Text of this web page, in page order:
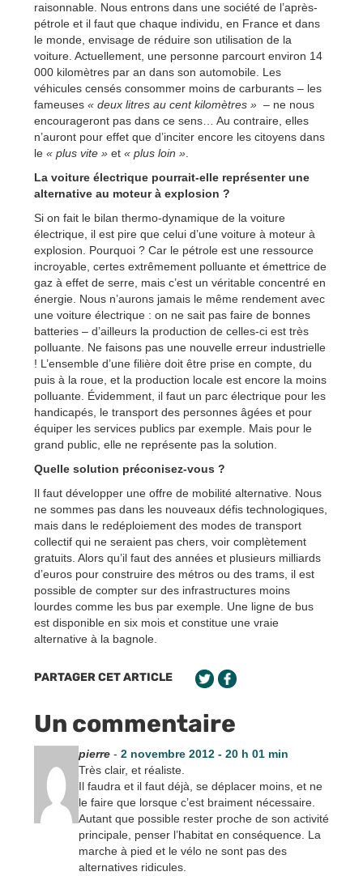
raisonnable. Nous entrons dans une société de l’après-
pétrole et il faut que chaque individu, en France et dans
le monde, envisage de réduire son utilisation de la
voiture. Actuellement, une personne parcourt environ 14
000 kilomètres par an dans son automobile. Les
véhicules censés consommer moins de carburants – les
fameuses « deux litres au cent kilomètres » – ne nous
encourageront pas dans ce sens… Au contraire, elles
n’auront pour effet que d’inciter encore les citoyens dans
le « plus vite » et « plus loin »
La voiture électrique pourrait-elle représenter une
alternative au moteur à explosion ?
Si on fait le bilan thermo-dynamique de la voiture
électrique, il est pire que celui d’une voiture à moteur à
explosion. Pourquoi ? Car le pétrole est une ressource
incroyable, certes extrêmement polluante et émettrice de
gaz à effet de serre, mais c’est un véritable concentré en
énergie. Nous n’aurons jamais le même rendement avec
une voiture électrique : on ne sait pas faire de bonnes
batteries – d’ailleurs la production de celles-ci est très
polluante. Ne faisons pas une nouvelle erreur industrielle
! L’ensemble d’une filière doit être prise en compte, du
puis à la roue, et la production locale est encore la moins
polluante. Évidemment, il faut un parc électrique pour les
handicapés, le transport des personnes âgées et pour
équiper les services publics par exemple. Mais pour le
grand public, elle ne représente pas la solution.
Quelle solution préconisez-vous ?
Il faut développer une offre de mobilité alternative. Nous
ne sommes pas dans les nouveaux défis technologiques,
mais dans le redéploiement des modes de transport
collectif qui ne seraient pas chers, voir complètement
gratuits. Alors qu’il faut des années et plusieurs milliards
d’euros pour construire des métros ou des trams, il est
possible de compter sur des infrastructures moins
lourdes comme les bus par exemple. Une ligne de bus
est disponible en six mois et constitue une vraie
alternative à la bagnole.
PARTAGER CET ARTICLE
Un commentaire
pierre- 2 novembre 2012 - 20 h 01 min
Très clair, et réaliste.
Il faudra et il faut déjà, se déplacer moins, et ne
le faire que lorsque c’est braiment nécessaire.
Autant que possible rester proche de son activité
principale, penser l’habitat en conséquence. La
marche à pied et le vélo ne sont pas des
alternatives ridicules.